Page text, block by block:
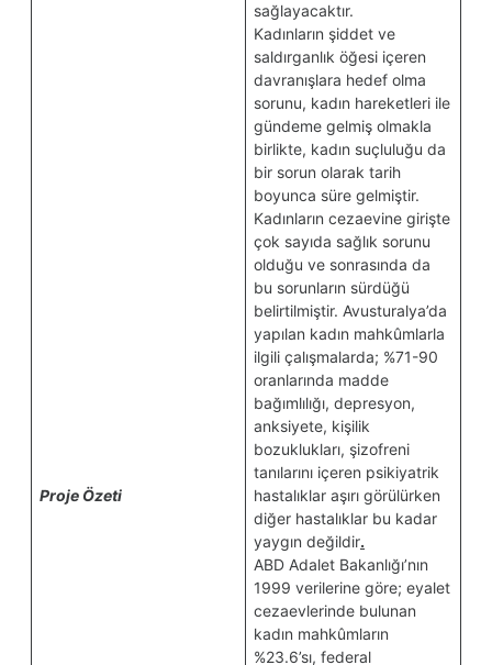
Proje Özeti
sağlayacaktır.
Kadınların şiddet ve
saldırganlık öğesi içeren
davranışlara hedef olma
sorunu, kadın hareketleri ile
gündeme gelmiş olmakla
birlikte, kadın suçluluğu da
bir sorun olarak tarih
boyunca süre gelmiştir.
Kadınların cezaevine girişte
çok sayıda sağlık sorunu
olduğu ve sonrasında da
bu sorunların sürdüğü
belirtilmiştir. Avusturalya’da
yapılan kadın mahkûmlarla
ilgili çalışmalarda; %71-90
oranlarında madde
bağımlılığı, depresyon,
anksiyete, kişilik
bozuklukları, şizofreni
tanılarını içeren psikiyatrik
hastalıklar aşırı görülürken
diğer hastalıklar bu kadar
yaygın değildir.
ABD Adalet Bakanlığı’nın
1999 verilerine göre; eyalet
cezaevlerinde bulunan
kadın mahkûmların
%23.6’sı, federal